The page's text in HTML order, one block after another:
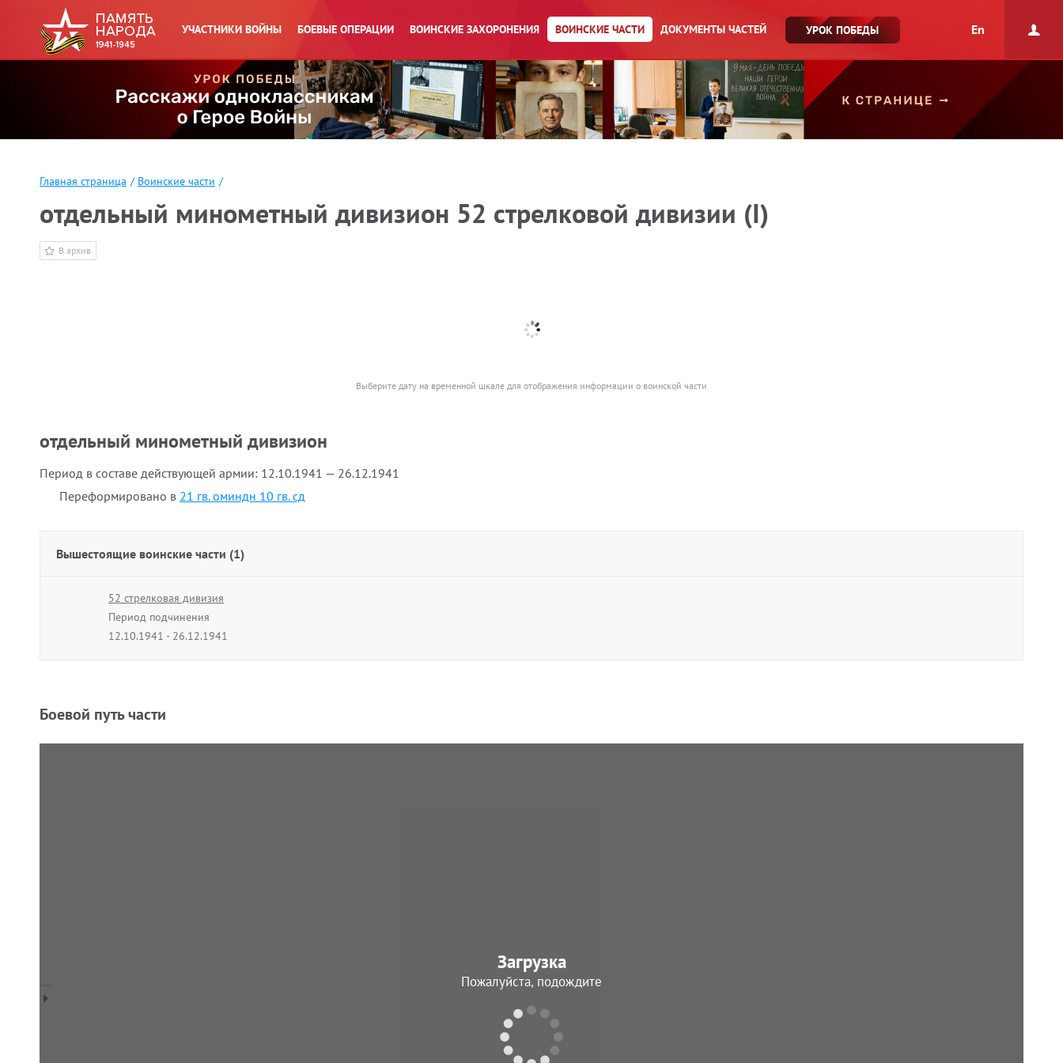
УЧАСТНИКИ ВОЙНЫ БОЕВЫЕ ОПЕРАЦИИ ВОИНСКИЕ ЗАХОРОНЕНИЯ ВОИНСКИЕ ЧАСТИ ДОКУМЕНТЫ ЧАСТЕЙ УРОК ПОБЕДЫ En
Главная страница / Воинские части /
отдельный минометный дивизион 52 стрелковой дивизии (I)
В архив
Выберите дату на временной шкале для отображения информации о воинской части
отдельный минометный дивизион
Период в составе действующей армии: 12.10.1941 — 26.12.1941
Переформировано в 21 гв. оминдн 10 гв. сд
Вышестоящие воинские части (1)
52 стрелковая дивизия
Период подчинения
12.10.1941 - 26.12.1941
Боевой путь части
Загрузка
Пожалуйста, подождите